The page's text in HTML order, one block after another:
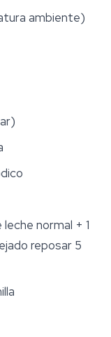
ambiente)
normal + 1
reposar 5